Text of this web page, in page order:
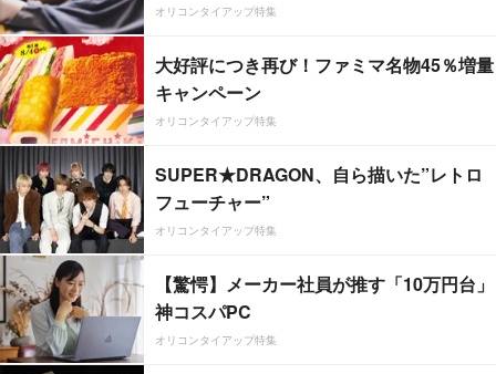
オリコンタイアップ特集
大好評につき再び！ファミマ名物45％増量
キャンペーン
オリコンタイアップ特集
SUPER★DRAGON、自ら描いた”レトロ
フューチャー”
オリコンタイアップ特集
【驚愕】メーカー社員が推す「10万円台」
神コスパPC
オリコンタイアップ特集